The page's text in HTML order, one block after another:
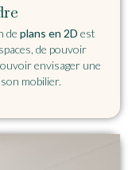
de plans en 2D est
de pouvoir
envisager une
mobilier.